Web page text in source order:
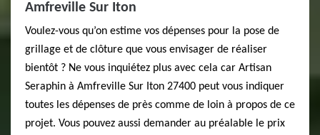
Amfreville Sur Iton
Voulez-vous qu’on estime vos dépenses pour la pose de
grillage et de clôture que vous envisager de réaliser
bientôt ? Ne vous inquiétez plus avec cela car Artisan
Seraphin à Amfreville Sur Iton 27400 peut vous indiquer
toutes les dépenses de près comme de loin à propos de ce
projet. Vous pouvez aussi demander au préalable le prix